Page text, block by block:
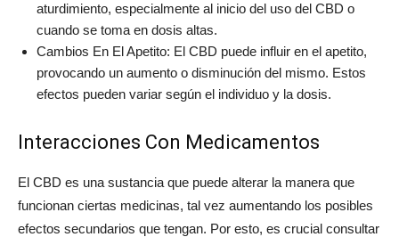
aturdimiento, especialmente al inicio del uso del CBD o
cuando se toma en dosis altas.
Cambios En El Apetito: El CBD puede influir en el apetito,
provocando un aumento o disminución del mismo. Estos
efectos pueden variar según el individuo y la dosis.
Interacciones Con Medicamentos
El CBD es una sustancia que puede alterar la manera que
funcionan ciertas medicinas, tal vez aumentando los posibles
efectos secundarios que tengan. Por esto, es crucial consultar